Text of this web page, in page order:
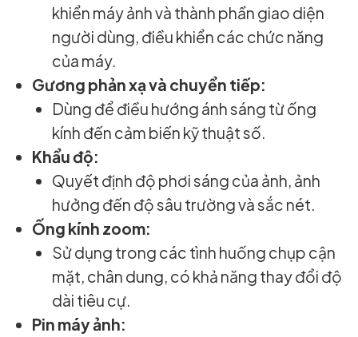
khiển máy ảnh và thành phần giao diện
người dùng, điều khiển các chức năng
của máy.
Gương phản xạ và chuyển tiếp:
Dùng để điều hướng ánh sáng từ ống
kính đến cảm biến kỹ thuật số.
Khẩu độ:
Quyết định độ phơi sáng của ảnh, ảnh
hưởng đến độ sâu trường và sắc nét.
Ống kính zoom:
Sử dụng trong các tình huống chụp cận
mặt, chân dung, có khả năng thay đổi độ
dài tiêu cự.
Pin máy ảnh: